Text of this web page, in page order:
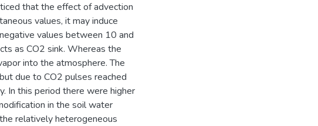
that the effect of advection
values, it may induce
values between 10 and
as CO2 sink. Whereas the
into the atmosphere. The
due to CO2 pulses reached
In this period there were higher
in the soil water
relatively heterogeneous